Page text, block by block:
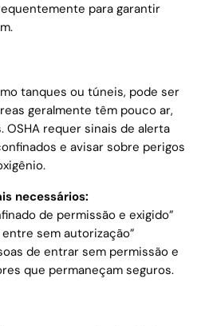
para garantir
tanques ou túneis, pode ser
geralmente têm pouco ar,
requer sinais de alerta
e avisar sobre perigos
necessários:
de permissão e exigido”
entre sem autorização”
de entrar sem permissão e
que permaneçam seguros.